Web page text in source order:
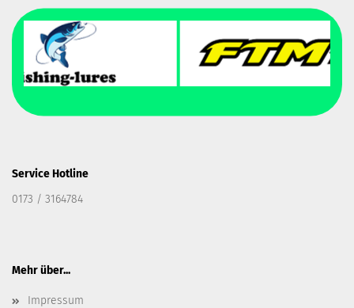
Service Hotline
0173 / 3164784
Mehr über...
Impressum